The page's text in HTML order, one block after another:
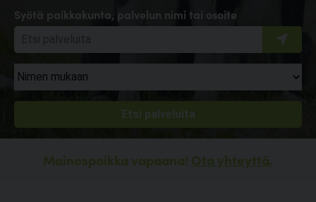
Syötä paikkakunta, palvelun nimi tai osoite
Mainospaikka vapaana! Ota yhteyttä.